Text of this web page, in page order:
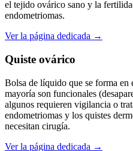
el tejido ovárico sano y la
endometriomas.
Ver la página dedicada →
Quiste ovárico
Bolsa de líquido que se forma
mayoría son funcionales
algunos requieren vigilancia o
endometriomas y los quistes
necesitan cirugía.
Ver la página dedicada →